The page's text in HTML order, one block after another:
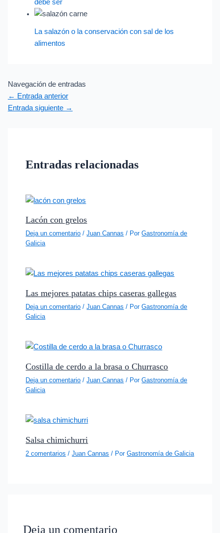
debe ser
La salazón o la conservación con sal de los
alimentos
Navegación de entradas
← Entrada anterior
Entrada siguiente →
Entradas relacionadas
Lacón con grelos
Deja un comentario /Juan Cannas / PorGastronomía de
Galicia
Las mejores patatas chips caseras gallegas
Deja un comentario /Juan Cannas / PorGastronomía de
Galicia
Costilla de cerdo a la brasa o Churrasco
Deja un comentario /Juan Cannas / PorGastronomía de
Galicia
Salsa chimichurri
2 comentarios /Juan Cannas / PorGastronomía de Galicia
Deja un comentario